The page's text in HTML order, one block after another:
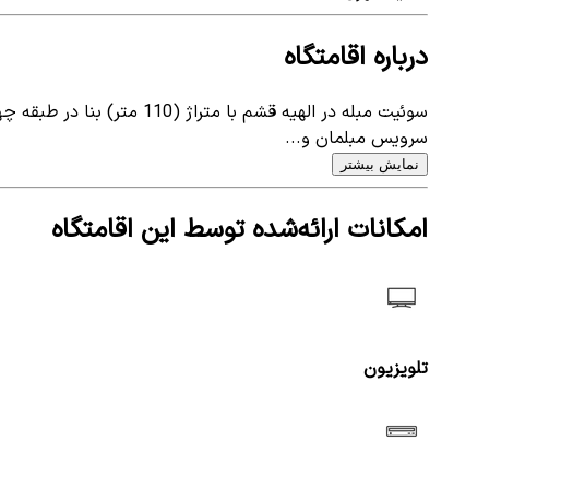
درباره اقامتگاه
سرویس مبلمان و...
نمایش بیشتر
امکانات ارائه‌شده توسط این اقامتگاه
تلویزیون